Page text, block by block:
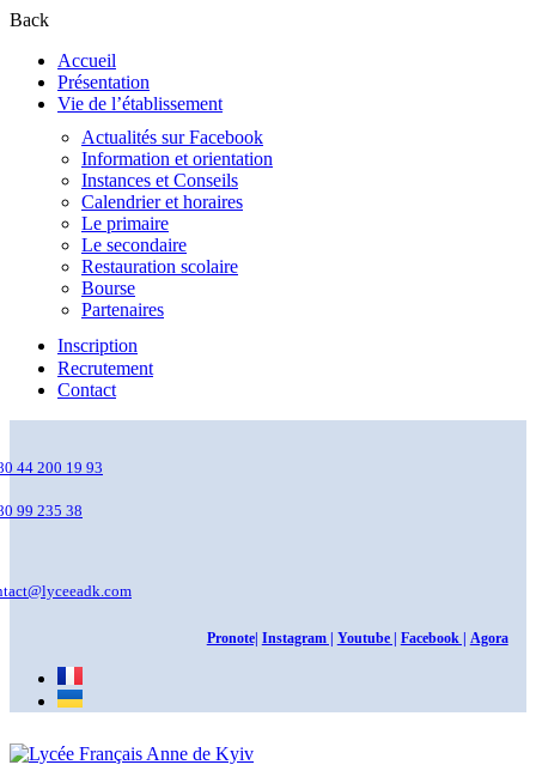
Back
Accueil
Présentation
Vie de l’établissement
Actualités sur Facebook
Information et orientation
Instances et Conseils
Calendrier et horaires
Le primaire
Le secondaire
Restauration scolaire
Bourse
Partenaires
Inscription
Recrutement
Contact
44 200 19 93
99 235 38
Pronote| Instagram | Youtube | Facebook | Agora